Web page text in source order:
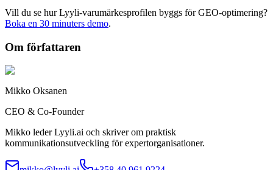
Vill du se hur Lyyli-varumärkesprofilen byggs för GEO-optimering?
Boka en 30 minuters demo.
Om författaren
Mikko Oksanen
CEO & Co-Founder
Mikko leder Lyyli.ai och skriver om praktisk
kommunikationsutveckling för expertorganisationer.